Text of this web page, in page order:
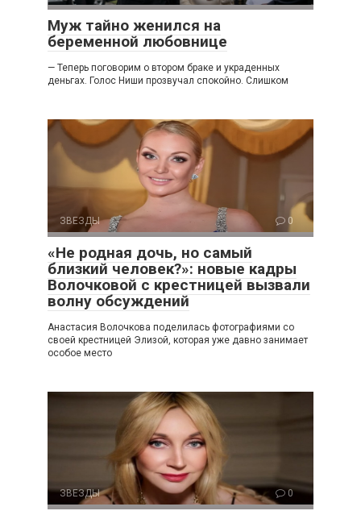
Муж тайно женился на
беременной любовнице
— Теперь поговорим о втором браке и украденных
деньгах. Голос Ниши прозвучал спокойно. Слишком
ЗВЕЗДЫ 0
«Не родная дочь, но самый
близкий человек?»: новые кадры
Волочковой с крестницей вызвали
волну обсуждений
Анастасия Волочкова поделилась фотографиями со
своей крестницей Элизой, которая уже давно занимает
особое место
ЗВЕЗДЫ 0